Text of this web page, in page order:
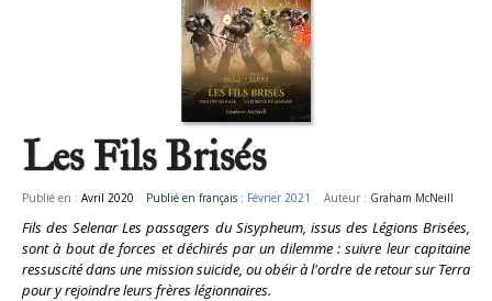
Les Fils Brisés
Publié en : Avril 2020 Publié en français : Février 2021 Auteur : Graham McNeill
Fils des Selenar Les passagers du Sisypheum, issus des Légions Brisées,
sont à bout de forces et déchirés par un dilemme : suivre leur capitaine
ressuscité dans une mission suicide, ou obéir à l'ordre de retour sur Terra
pour y rejoindre leurs frères légionnaires.